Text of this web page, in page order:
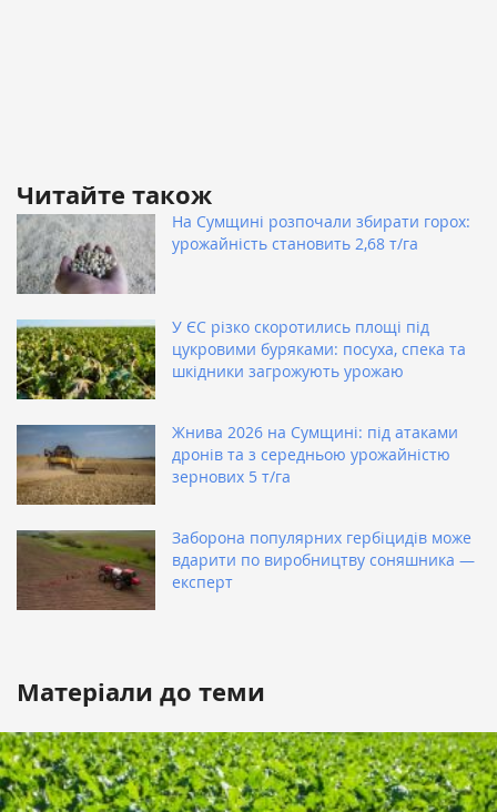
Читайте також
На Сумщині розпочали збирати горох:
урожайність становить 2,68 т/га
У ЄС різко скоротились площі під
цукровими буряками: посуха, спека та
шкідники загрожують урожаю
Жнива 2026 на Сумщині: під атаками
дронів та з середньою урожайністю
зернових 5 т/га
Заборона популярних гербіцидів може
вдарити по виробництву соняшника —
експерт
Матеріали до теми